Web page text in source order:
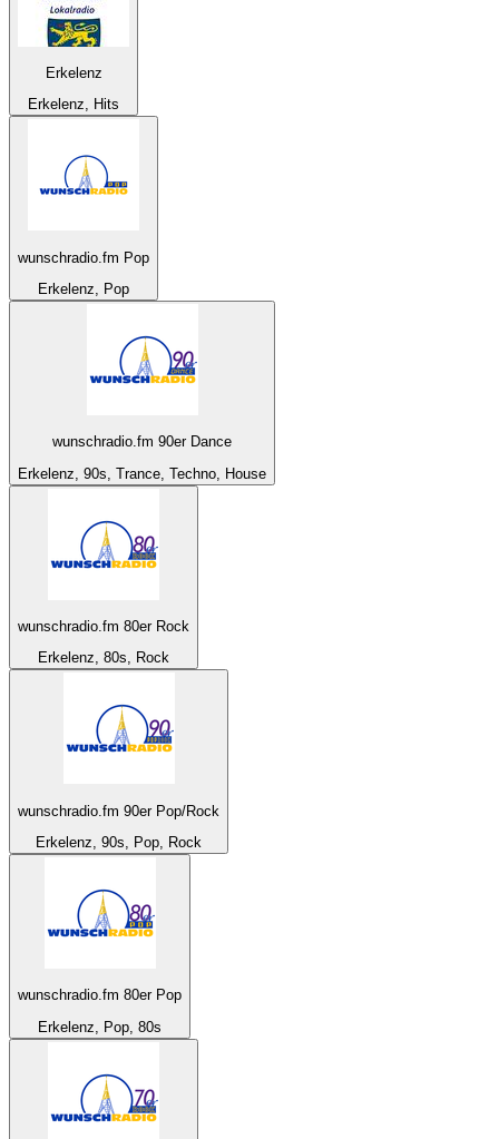
Erkelenz
Erkelenz, Hits
wunschradio.fm Pop
Erkelenz, Pop
wunschradio.fm 90er Dance
Erkelenz, 90s, Trance, Techno, House
wunschradio.fm 80er Rock
Erkelenz, 80s, Rock
wunschradio.fm 90er Pop/Rock
Erkelenz, 90s, Pop, Rock
wunschradio.fm 80er Pop
Erkelenz, Pop, 80s